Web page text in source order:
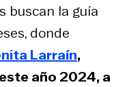
buscan la guía
donde
Larraín,
año 2024, a